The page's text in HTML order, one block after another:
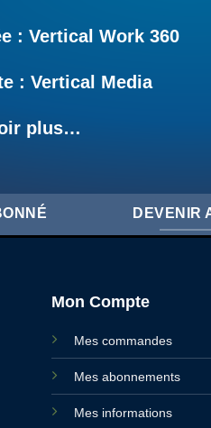
: Vertical Work 360
: Vertical Media
plus…
DEVENIR
Mon Compte
Mes commandes
Mes abonnements
Mes informations